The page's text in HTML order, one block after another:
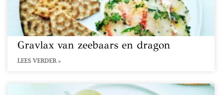
Gravlax van zeebaars en dragon
LEES VERDER »